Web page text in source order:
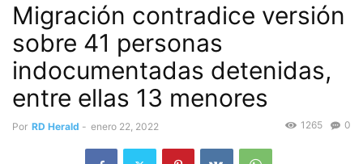
Migración contradice versión
sobre 41 personas
indocumentadas detenidas,
entre ellas 13 menores
Por RD Herald - enero 22, 2022 0
1265